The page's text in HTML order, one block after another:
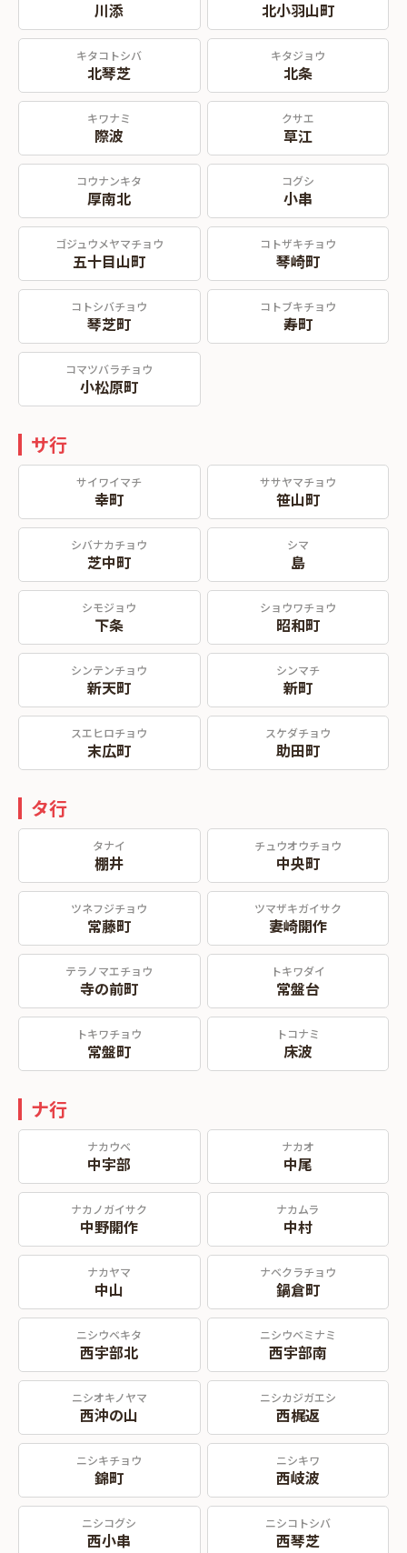
川添 北小羽山町
キタコトシバ
北琴芝
キタジョウ
北条
キワナミ
際波
クサエ
草江
コウナンキタ
厚南北
コグシ
小串
ゴジュウメヤマチョウ
五十目山町
コトザキチョウ
琴崎町
コトシバチョウ
琴芝町
コトブキチョウ
寿町
コマツバラチョウ
小松原町
サ行
サイワイマチ
幸町
ササヤマチョウ
笹山町
シバナカチョウ
芝中町
シマ
島
シモジョウ
下条
ショウワチョウ
昭和町
シンテンチョウ
新天町
シンマチ
新町
スエヒロチョウ
末広町
スケダチョウ
助田町
タ行
タナイ
棚井
チュウオウチョウ
中央町
ツネフジチョウ
常藤町
ツマザキガイサク
妻崎開作
テラノマエチョウ
寺の前町
トキワダイ
常盤台
トキワチョウ
常盤町
トコナミ
床波
ナ行
ナカウベ
中宇部
ナカオ
中尾
ナカノガイサク
中野開作
ナカムラ
中村
ナカヤマ
中山
ナベクラチョウ
鍋倉町
ニシウベキタ
西宇部北
ニシウベミナミ
西宇部南
ニシオキノヤマ
西沖の山
ニシカジガエシ
西梶返
ニシキチョウ
錦町
ニシキワ
西岐波
ニシコグシ
西小串
ニシコトシバ
西琴芝